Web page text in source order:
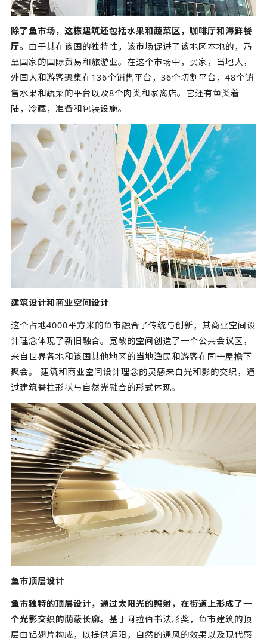
除了鱼市场，这栋建筑还包括水果和蔬菜区，咖啡厅和海鲜餐
厅。 由于其在该国的独特性，该市场促进了该地区本地的，乃
至国家的国际贸易和旅游业。在这个市场中，买家，当地人，
外国人和游客聚集在136个销售平台，36个切割平台，48个销
售水果和蔬菜的平台以及8个肉类和家禽店。它还有鱼类着
陆，冷藏，准备和包装设施。
建筑设计和商业空间设计
这个占地4000平方米的鱼市融合了传统与创新，其商业空间设
计理念体现了新旧融合。宽敞的空间创造了一个公共会议区，
来自世界各地和该国其他地区的当地渔民和游客在同一屋檐下
聚会。 建筑和商业空间设计理念的灵感来自光和影的交织，通
过建筑脊柱形状与自然光融合的形式体现。
鱼市顶层设计
鱼市独特的顶层设计，通过太阳光的照射，在街道上形成了一
个光影交织的荫蔽长廊。 基于阿拉伯书法形奖，鱼市建筑的顶
层由铝翅片构成，以提供遮阳，自然的通风的效果以及现代感